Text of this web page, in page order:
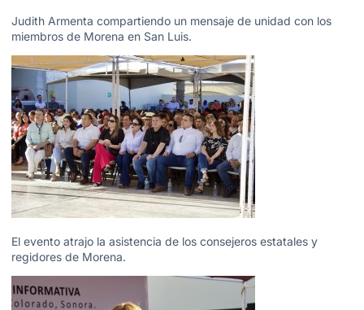
Judith Armenta compartiendo un mensaje de unidad con los
miembros de Morena en San Luis.
El evento atrajo la asistencia de los consejeros estatales y
regidores de Morena.